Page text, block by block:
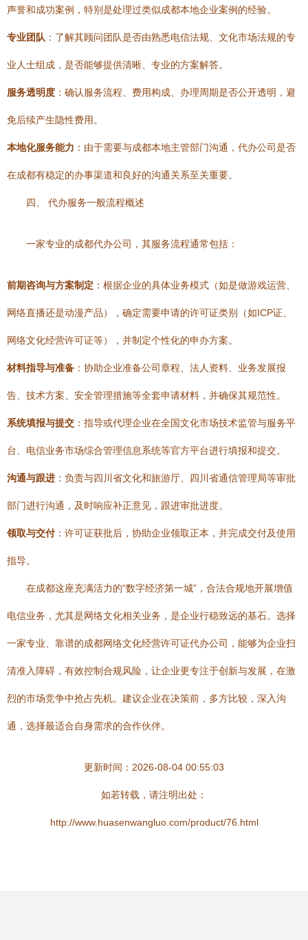
声誉和成功案例，特别是处理过类似成都本地企业案例的经验。
专业团队 ：了解其顾问团队是否由熟悉电信法规、文化市场法规的专
业人士组成，是否能够提供清晰、专业的方案解答。
服务透明度 ：确认服务流程、费用构成、办理周期是否公开透明，避
免后续产生隐性费用。
本地化服务能力 ：由于需要与成都本地主管部门沟通，代办公司是否
在成都有稳定的办事渠道和良好的沟通关系至关重要。
四、 代办服务一般流程概述
一家专业的成都代办公司，其服务流程通常包括：
前期咨询与方案制定 ：根据企业的具体业务模式（如是做游戏运营、
网络直播还是动漫产品），确定需要申请的许可证类别（如ICP证、
网络文化经营许可证等），并制定个性化的申办方案。
材料指导与准备 ：协助企业准备公司章程、法人资料、业务发展报
告、技术方案、安全管理措施等全套申请材料，并确保其规范性。
系统填报与提交 ：指导或代理企业在全国文化市场技术监管与服务平
台、电信业务市场综合管理信息系统等官方平台进行填报和提交。
沟通与跟进 ：负责与四川省文化和旅游厅、四川省通信管理局等审批
部门进行沟通，及时响应补正意见，跟进审批进度。
领取与交付：许可证获批后，协助企业领取正本，并完成交付及使用
指导。
在成都这座充满活力的“数字经济第一城”，合法合规地开展增值
电信业务，尤其是网络文化相关业务，是企业行稳致远的基石。选择
一家专业、靠谱的成都网络文化经营许可证代办公司，能够为企业扫
清准入障碍，有效控制合规风险，让企业更专注于创新与发展，在激
烈的市场竞争中抢占先机。建议企业在决策前，多方比较，深入沟
通，选择最适合自身需求的合作伙伴。
更新时间：2026-08-04 00:55:03
如若转载，请注明出处：
http://www.huasenwangluo.com/product/76.html